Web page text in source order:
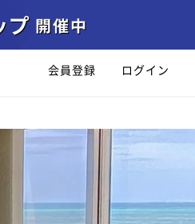
会員登録 ログイン